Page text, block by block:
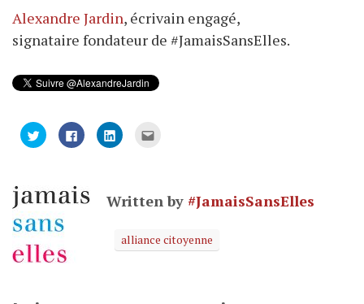
Alexandre Jardin, écrivain engagé,
signataire fondateur de #JamaisSansElles.
Cliquez
pour
partager
une
nouvelle
Cliquez
pour
partager
une
nouvelle
fenêtre)
Cliquez
pour
nouvelle
fenêtre)
un
ami(ouvre
nouvelle
fenêtre)
Written by #JamaisSansElles
alliance citoyenne